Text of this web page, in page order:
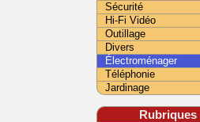
Sécurité
Hi-Fi Vidéo
Outillage
Divers
Électroménager
Téléphonie
Jardinage
Rubriques